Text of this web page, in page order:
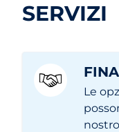
SERVIZI
Le